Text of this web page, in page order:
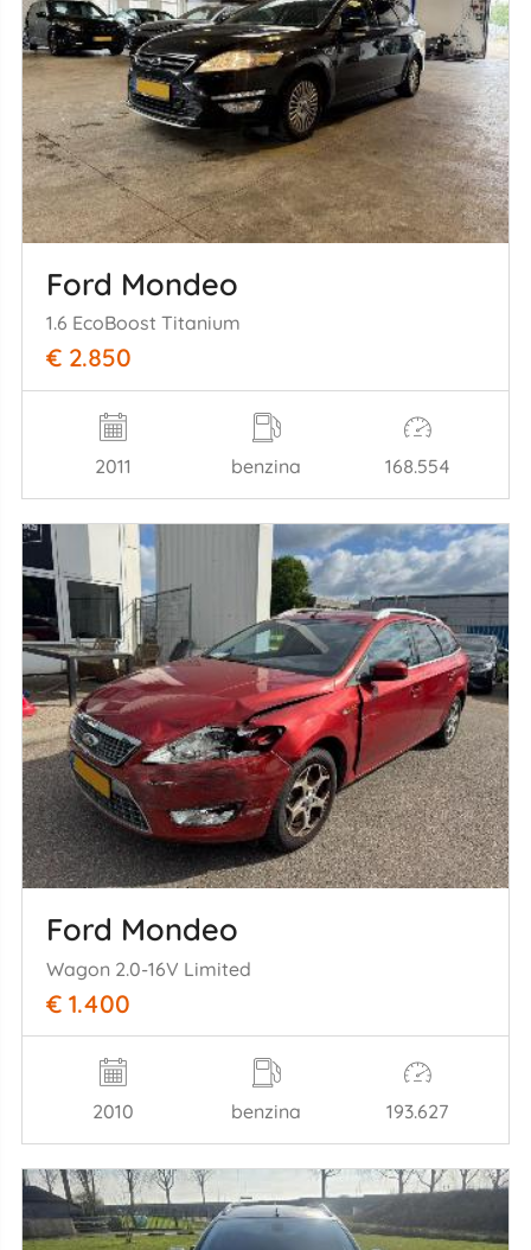
Ford Mondeo
1.6 EcoBoost Titanium
€ 2.850
2011 benzina 168.554
Ford Mondeo
Wagon 2.0-16V Limited
€ 1.400
2010 benzina 193.627